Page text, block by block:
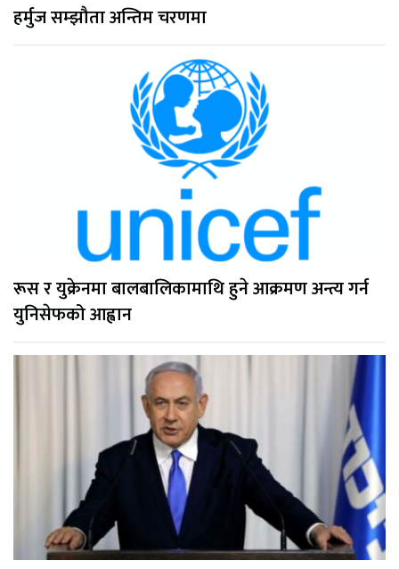
हर्मुज सम्झौता अन्तिम चरणमा
रूस र युक्रेनमा बालबालिकामाथि हुने आक्रमण अन्त्य गर्न
युनिसेफको आह्वान